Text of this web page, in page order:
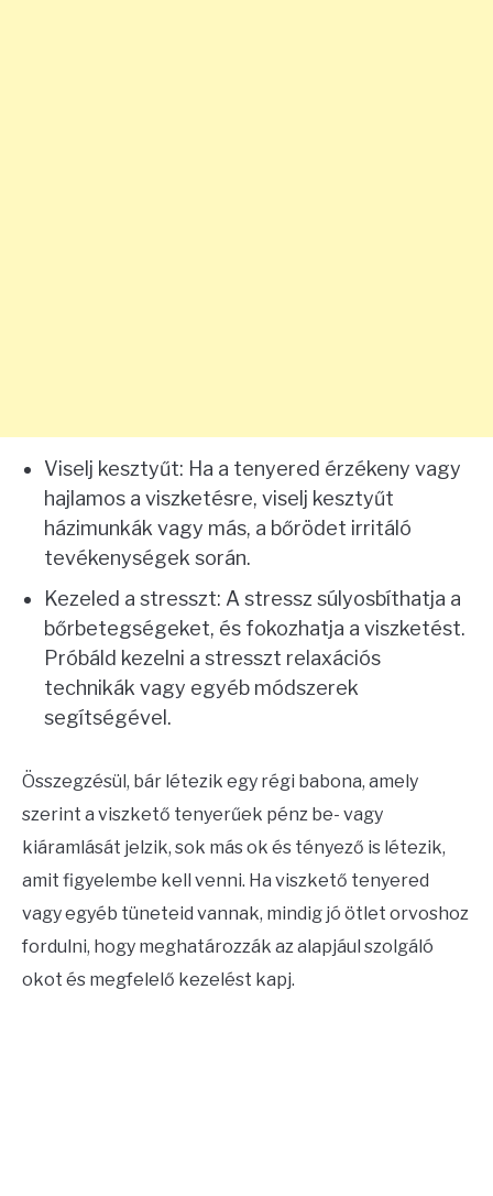
Viselj kesztyűt: Ha a tenyered érzékeny vagy
hajlamos a viszketésre, viselj kesztyűt
házimunkák vagy más, a bőrödet irritáló
tevékenységek során.
Kezeled a stresszt: A stressz súlyosbíthatja a
bőrbetegségeket, és fokozhatja a viszketést.
Próbáld kezelni a stresszt relaxációs
technikák vagy egyéb módszerek
segítségével.
Összegzésül, bár létezik egy régi babona, amely
szerint a viszkető tenyerűek pénz be- vagy
kiáramlását jelzik, sok más ok és tényező is létezik,
amit figyelembe kell venni. Ha viszkető tenyered
vagy egyéb tüneteid vannak, mindig jó ötlet orvoshoz
fordulni, hogy meghatározzák az alapjául szolgáló
okot és megfelelő kezelést kapj.